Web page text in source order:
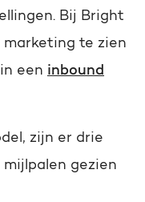
Bij Bright
te zien
een inbound
zijn er drie
gezien